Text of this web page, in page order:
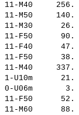
11-M40     256.
11-M50     140.
11-M30      26.
11-F50      90.
11-F40      47.
11-F50      38.
11-M40     337.
1-U10m      21.
0-U06m       3.
11-F50      52.
11-M60      88.